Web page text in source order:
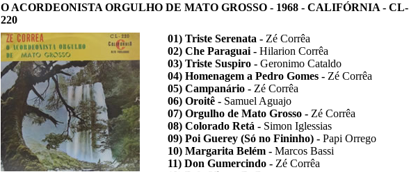
O ACORDEONISTA ORGULHO DE MATO GROSSO - 1968 - CALIFÓRNIA - CL-
220
01) Triste Serenata - Zé Corrêa
02) Che Paraguai - Hilarion Corrêa
03) Triste Suspiro - Geronimo Cataldo
04) Homenagem a Pedro Gomes - Zé Corrêa
05) Campanário - Zé Corrêa
06) Oroitê - Samuel Aguajo
07) Orgulho de Mato Grosso - Zé Corrêa
08) Colorado Retá - Simon Iglessias
09) Poi Guerey (Só no Fininho) - Papi Orrego
10) Margarita Belém - Marcos Bassi
11) Don Gumercindo - Zé Corrêa